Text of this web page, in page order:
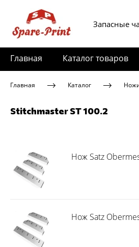
Запасные
Главная Каталог товаров
Главная Каталог
Stitchmaster ST 100.2
Нож Satz
Нож Satz